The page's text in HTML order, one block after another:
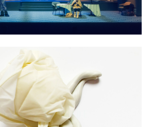
HYBRIDE